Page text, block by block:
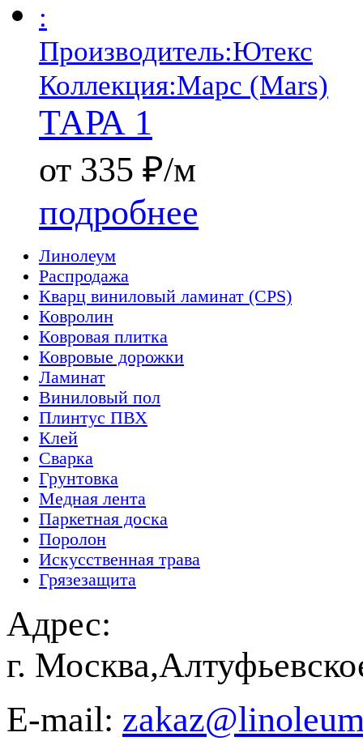
:
Производитель:Ютекс
Коллекция:Марс (Mars)
ТАРА 1
от 335 ₽/м
подробнее
Линолеум
Распродажа
Кварц виниловый ламинат (CPS)
Ковролин
Ковровая плитка
Ковровые дорожки
Ламинат
Виниловый пол
Плинтус ПВХ
Клей
Сварка
Грунтовка
Медная лента
Паркетная доска
Поролон
Искусственная трава
Грязезащита
Адрес:
г.
E-mail: